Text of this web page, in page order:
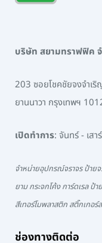
บริษัท สยามทราฟฟิค
203 ซอยโชคชัยจงจำเ
ยานนาวา กรุงเทพฯ
เปิดทำการ: จันทร์ - เส
จำหน่ายอุปกรณ์จราจร ป้าย
ยาม กระจกโค้ง การ์ดเรล ป้า
สีเทอร์โมพลาสติก สติ๊กเกอ
ช่องทางติดต่อ